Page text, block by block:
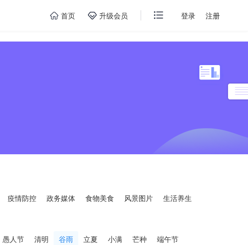
首页 升级会员 登录 注册
疫情防控 政务媒体 食物美食 风景图片
生活养生
愚人节 清明 谷雨 立夏 小满 芒种
端午节